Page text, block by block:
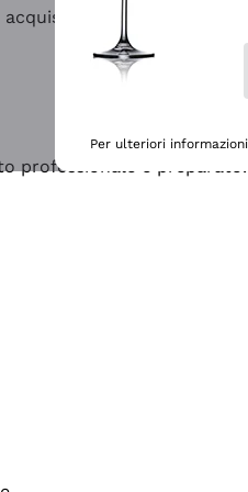
professionale e
Per ulteriori